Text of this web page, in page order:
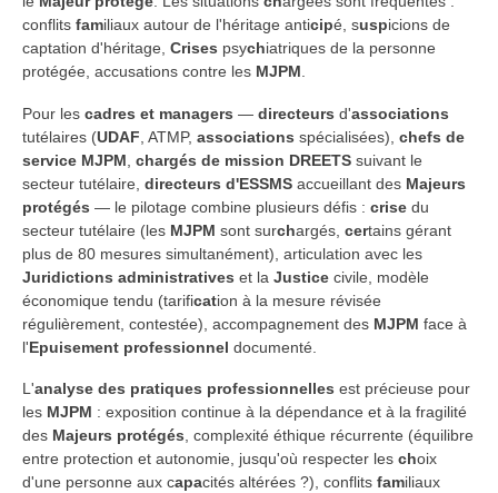
conflits familiaux autour de l'héritage anticipé, suspicions de
captation d'héritage, Crises psychiatriques de la personne
protégée, accusations contre les MJPM
Pour les cadres et managers — directeurs d'associations
tutélaires (UDAF , ATMP, associations spécialisées), chefs de
service MJPM chargés de mission DREETS suivant le
secteur tutélaire, directeurs d'ESSMS accueillant des Majeurs
protégés — le pilotage combine plusieurs défis : crise du
secteur tutélaire (les MJPM sont surchargés, certains gérant
plus de 80 mesures simultanément), articulation avec les
Juridictions administratives et la Justice civile, modèle
économique tendu (tarification à la mesure révisée
régulièrement, contestée), accompagnement des MJPM face à
l'Epuisement professionnel documenté.
L'analyse des pratiques professionnelles est précieuse pour
les MJPM : exposition continue à la dépendance et à la fragilité
des Majeurs protégés, complexité éthique récurrente (équilibre
entre protection et autonomie, jusqu'où respecter les choix
d'une personne aux capacités altérées ?), conflits familiaux